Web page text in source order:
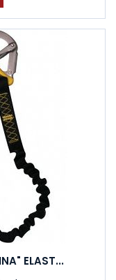
ELAST...